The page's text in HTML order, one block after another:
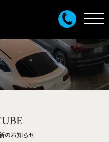
のお知らせ